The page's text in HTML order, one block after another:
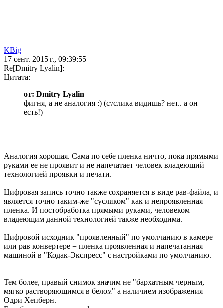
KBig
17 сент. 2015 г., 09:39:55
Re[Dmitry Lyalin]:
Цитата:
от: Dmitry Lyalin
фигня, а не аналогия :) (суслика видишь? нет.. а он
есть!)
Аналогия хорошая. Сама по себе пленка ничто, пока прямыми
руками ее не проявит и не напечатает человек владеющий
технологией проявки и печати.
Цифровая запись точно также сохраняется в виде рав-файла, и
является точно таким-же "сусликом" как и непроявленная
пленка. И постобработка прямыми руками, человеком
владеющим данной технологией также необходима.
Цифровой исходник "проявленный" по умолчанию в камере
или рав конвертере = пленка проявленная и напечатанная
машиной в "Кодак-Экспресс" с настройками по умолчанию.
Тем более, правый снимок значим не "бархатным черным,
мягко растворяющимся в белом" а наличием изображения
Одри Хепберн.